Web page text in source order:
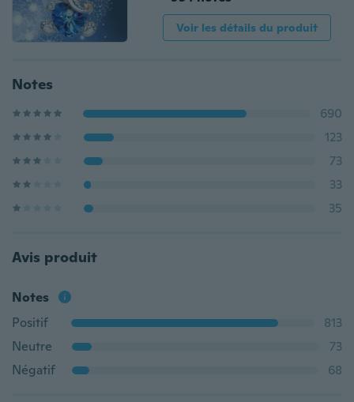
Voir les détails du produit
Notes
690
123
73
33
35
Avis produit
Notes
Positif
813
Neutre
73
Négatif
68